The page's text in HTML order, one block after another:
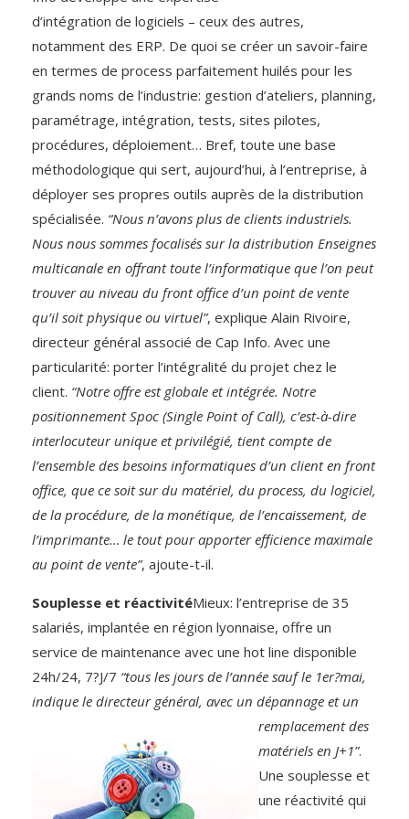
d’intégration de logiciels – ceux des autres,
notamment des ERP. De quoi se créer un savoir-faire
en termes de process parfaitement huilés pour les
grands noms de l’industrie: gestion d’ateliers, planning,
paramétrage, intégration, tests, sites pilotes,
procédures, déploiement… Bref, toute une base
méthodologique qui sert, aujourd’hui, à l’entreprise, à
déployer ses propres outils auprès de la distribution
spécialisée. “Nous n’avons plus de clients industriels.
Nous nous sommes focalisés sur la distribution Enseignes
multicanale en offrant toute l’informatique que l’on peut
trouver au niveau du front office d’un point de vente
qu’il soit physique ou virtuel”, explique Alain Rivoire,
directeur général associé de Cap Info. Avec une
particularité: porter l’intégralité du projet chez le
client. “Notre offre est globale et intégrée. Notre
positionnement Spoc (Single Point of Call), c’est-à-dire
interlocuteur unique et privilégié, tient compte de
l’ensemble des besoins informatiques d’un client en front
office, que ce soit sur du matériel, du process, du logiciel,
de la procédure, de la monétique, de l’encaissement, de
l’imprimante… le tout pour apporter efficience maximale
au point de vente”, ajoute-t-il.
Souplesse et réactivitéMieux: l’entreprise de 35
salariés, implantée en région lyonnaise, offre un
service de maintenance avec une hot line disponible
24h/24, 7?J/7 “tous les jours de l’année sauf le 1er?mai,
indique le directeur général, avec un dépannage et un
remplacementdes
matériels en J+1”.
Une souplesse et
une réactivité qui